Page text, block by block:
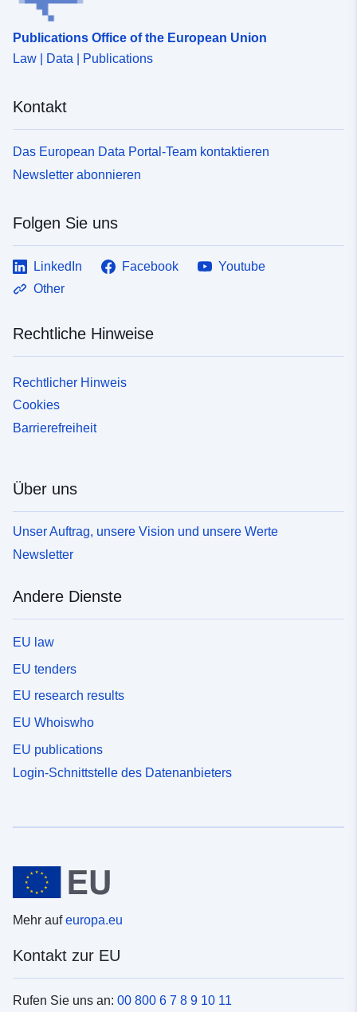
Publications Office of the European Union
Law | Data | Publications
Kontakt
Das European Data Portal-Team kontaktieren
Newsletter abonnieren
Folgen Sie uns
LinkedIn Facebook
Youtube
Other
Rechtliche Hinweise
Rechtlicher Hinweis
Cookies
Barrierefreiheit
Über uns
Unser Auftrag, unsere Vision und unsere Werte
Newsletter
Andere Dienste
EU law
EU tenders
EU research results
EU Whoiswho
EU publications
Login-Schnittstelle des Datenanbieters
Mehr aufeuropa.eu
Kontakt zur EU
Rufen Sie uns an: 00 800 6 7 8 9 10 11